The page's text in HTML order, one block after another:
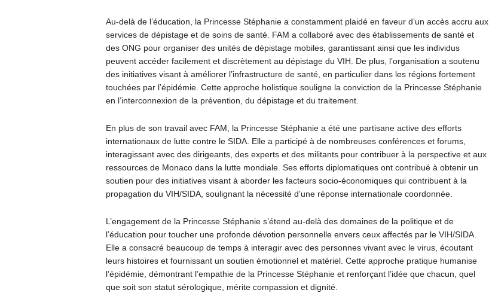
Au-delà de l’éducation, la Princesse Stéphanie a constamment plaidé en faveur d’un accès accru aux
services de dépistage et de soins de santé. FAM a collaboré avec des établissements de santé et
des ONG pour organiser des unités de dépistage mobiles, garantissant ainsi que les individus
peuvent accéder facilement et discrètement au dépistage du VIH. De plus, l’organisation a soutenu
des initiatives visant à améliorer l’infrastructure de santé, en particulier dans les régions fortement
touchées par l’épidémie. Cette approche holistique souligne la conviction de la Princesse Stéphanie
en l’interconnexion de la prévention, du dépistage et du traitement.
En plus de son travail avec FAM, la Princesse Stéphanie a été une partisane active des efforts
internationaux de lutte contre le SIDA. Elle a participé à de nombreuses conférences et forums,
interagissant avec des dirigeants, des experts et des militants pour contribuer à la perspective et aux
ressources de Monaco dans la lutte mondiale. Ses efforts diplomatiques ont contribué à obtenir un
soutien pour des initiatives visant à aborder les facteurs socio-économiques qui contribuent à la
propagation du VIH/SIDA, soulignant la nécessité d’une réponse internationale coordonnée.
L’engagement de la Princesse Stéphanie s’étend au-delà des domaines de la politique et de
l’éducation pour toucher une profonde dévotion personnelle envers ceux affectés par le VIH/SIDA.
Elle a consacré beaucoup de temps à interagir avec des personnes vivant avec le virus, écoutant
leurs histoires et fournissant un soutien émotionnel et matériel. Cette approche pratique humanise
l’épidémie, démontrant l’empathie de la Princesse Stéphanie et renforçant l’idée que chacun, quel
que soit son statut sérologique, mérite compassion et dignité.